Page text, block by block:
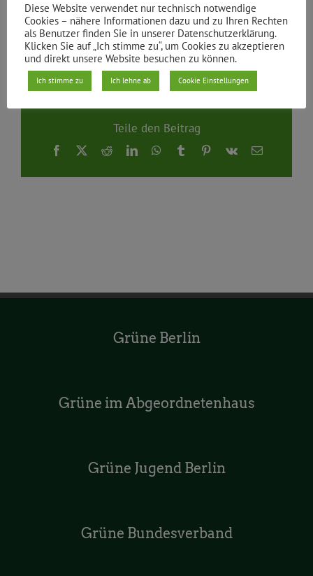
Vongruene xhain | 12.02.2031
Teile den Beitrag
Facebook
X RedditLinkedInWhatsApp
TumblrPinterest
Vk
E-
Grüne Berlin
Grüne im Abgeordnetenhaus
Grüne Jugend Berlin
Grüne Bundesverband
Diese Website verwendet nur technisch notwendige
Cookies – nähere Informationen dazu und zu Ihren Rechten
als Benutzer finden Sie in unserer Datenschutzerklärung.
Klicken Sie auf „Ich stimme zu“, um Cookies zu akzeptieren
und direkt unsere Website besuchen zu können.
Ich stimme zu Ich lehne ab Cookie Einstellungen